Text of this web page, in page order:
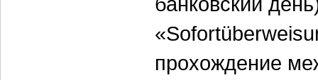
прохождение